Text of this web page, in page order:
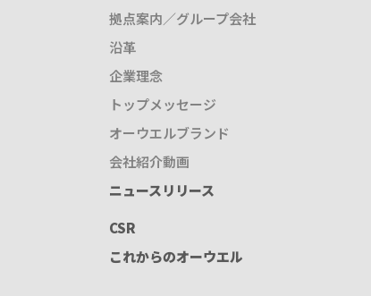
拠点案内／グループ会社
沿革
企業理念
トップメッセージ
オーウエルブランド
会社紹介動画
ニュースリリース
CSR
これからのオーウエル